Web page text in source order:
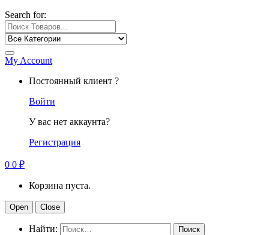
Search for:
My Account
Постоянный клиент ?
Войти
У вас нет аккаунта?
Регистрация
0 0 ₽
Корзина пуста.
Open Close
Найти: